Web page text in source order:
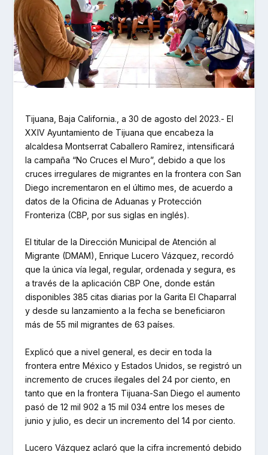
Tijuana, Baja California., a 30 de agosto del 2023.- El
XXIV Ayuntamiento de Tijuana que encabeza la
alcaldesa Montserrat Caballero Ramírez, intensificará
la campaña “No Cruces el Muro”, debido a que los
cruces irregulares de migrantes en la frontera con San
Diego incrementaron en el último mes, de acuerdo a
datos de la Oficina de Aduanas y Protección
Fronteriza (CBP, por sus siglas en inglés).
El titular de la Dirección Municipal de Atención al
Migrante (DMAM), Enrique Lucero Vázquez, recordó
que la única vía legal, regular, ordenada y segura, es
a través de la aplicación CBP One, donde están
disponibles 385 citas diarias por la Garita El Chaparral
y desde su lanzamiento a la fecha se beneficiaron
más de 55 mil migrantes de 63 países.
Explicó que a nivel general, es decir en toda la
frontera entre México y Estados Unidos, se registró un
incremento de cruces ilegales del 24 por ciento, en
tanto que en la frontera Tijuana-San Diego el aumento
pasó de 12 mil 902 a 15 mil 034 entre los meses de
junio y julio, es decir un incremento del 14 por ciento.
Lucero Vázquez aclaró que la cifra incrementó debido